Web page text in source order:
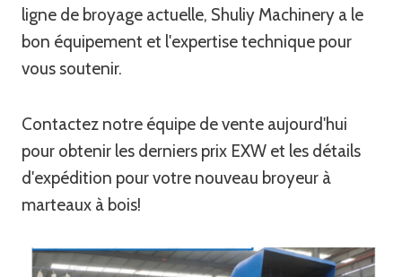
ligne de broyage actuelle, Shuliy Machinery a le
bon équipement et l'expertise technique pour
vous soutenir.
Contactez notre équipe de vente aujourd'hui
pour obtenir les derniers prix EXW et les détails
d'expédition pour votre nouveau broyeur à
marteaux à bois!